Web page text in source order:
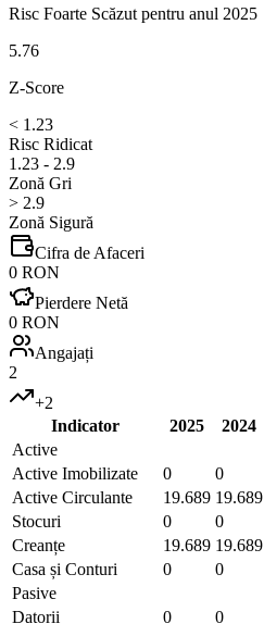
Risc Foarte Scăzut pentru anul 2025
5.76
Z-Score
< 1.23
Risc Ridicat
1.23 - 2.9
Zonă Gri
> 2.9
Zonă Sigură
Cifra de Afaceri
0 RON
Pierdere Netă
0 RON
Angajați
2
+2
Indicator
2025
2024
Active
Active Imobilizate
0
0
Active Circulante
19.689 19.689
Stocuri
0
0
Creanțe
19.689 19.689
Casa și Conturi
0
0
Pasive
Datorii
0
0